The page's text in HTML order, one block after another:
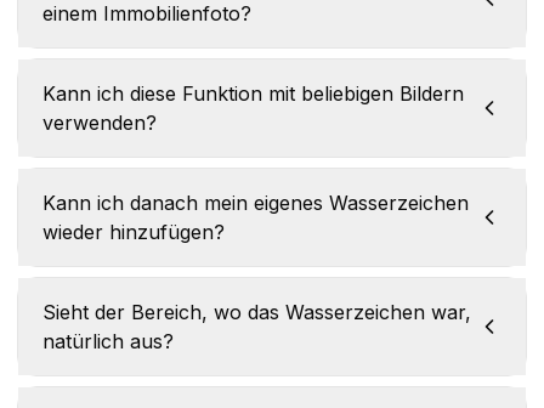
einem Immobilienfoto?
Kann ich diese Funktion mit beliebigen Bildern
verwenden?
Kann ich danach mein eigenes Wasserzeichen
wieder hinzufügen?
Sieht der Bereich, wo das Wasserzeichen war,
natürlich aus?